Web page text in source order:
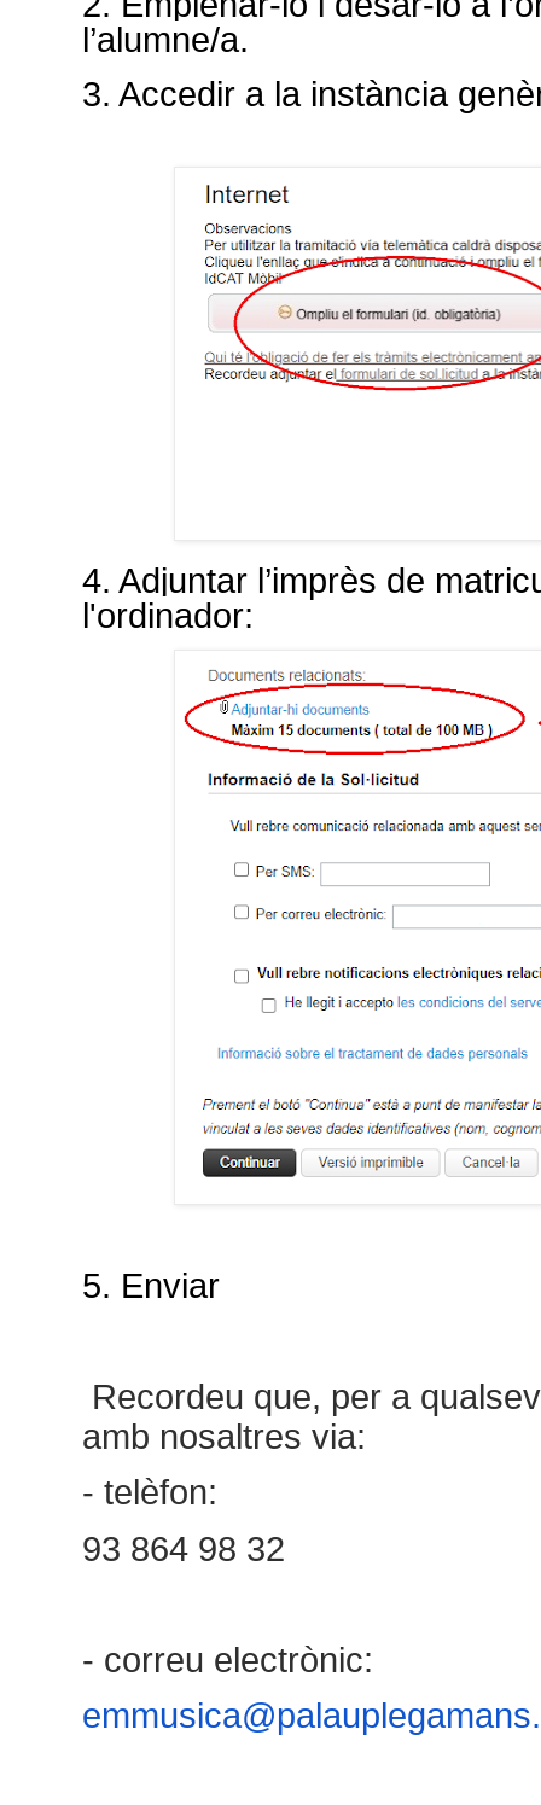
l’alumne/a.
3. Accedir a la instància
4. Adjuntar l’imprès de
l'ordinador:
5. Enviar
Recordeu que, per a
amb nosaltres via:
- telèfon:
93 864 98 32
- correu electrònic: